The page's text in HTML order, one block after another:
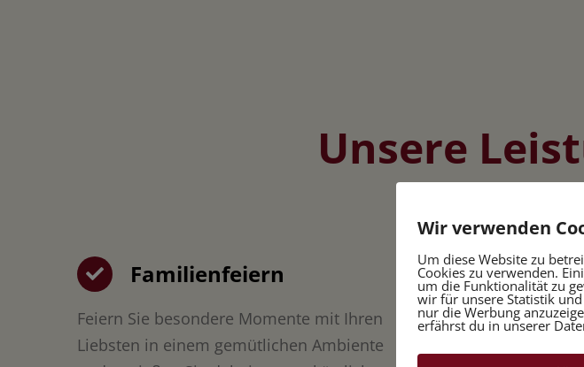
Unsere
Familienfeiern
Feiern Sie besondere Momente mit Ihren
Liebsten in einem gemütlichen Ambiente
Lassen Sie Ihren
Wir verwenden
Um diese Website zu
Cookies zu verwenden.
um die Funktionalität zu
wir für unsere Statistik
nur die Werbung
erfährst du in unserer